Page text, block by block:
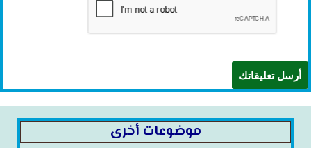
موضوعات أخرى